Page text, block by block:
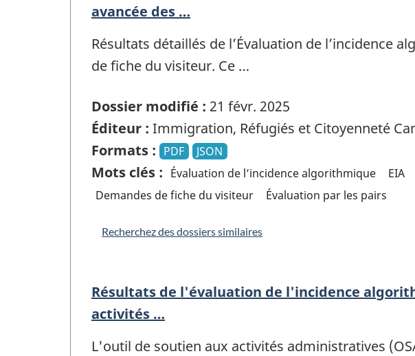
avancée des …
Résultats détaillés de l’Évaluation de l’incidence
de fiche du visiteur. Ce …
Dossier modifié : 21 févr. 2025
Éditeur : Immigration, Réfugiés et Citoyenneté
Formats : PDF JSON
Mots clés : Évaluation de l’incidence algorithmique EIA
Demandes de fiche du visiteur
Évaluation par les pairs
Recherchez des dossiers similaires
Résultats de l'évaluation de l'incidence
activités …
L'outil de soutien aux activités administratives